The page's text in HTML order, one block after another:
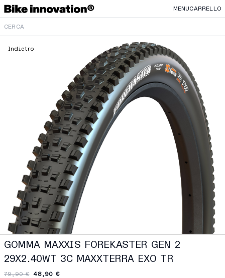
MENUCARRELLO
Indietro
GOMMA MAXXIS FOREKASTER GEN 2
29X2.40WT 3C MAXXTERRA EXO TR
79,90 € 48,90 €